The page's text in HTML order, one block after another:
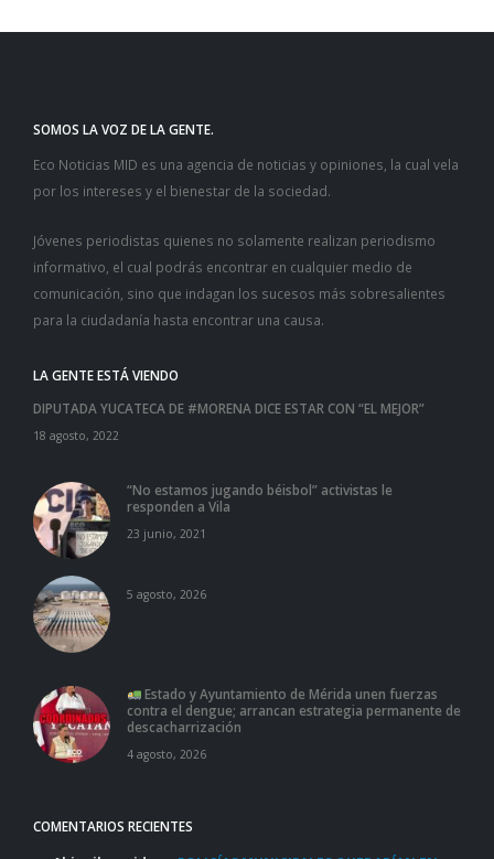
SOMOS LA VOZ DE LA GENTE.
Eco Noticias MID es una agencia de noticias y opiniones, la cual vela
por los intereses y el bienestar de la sociedad.
Jóvenes periodistas quienes no solamente realizan periodismo
informativo, el cual podrás encontrar en cualquier medio de
comunicación, sino que indagan los sucesos más sobresalientes
para la ciudadanía hasta encontrar una causa.
LA GENTE ESTÁ VIENDO
DIPUTADA YUCATECA DE #MORENA DICE ESTAR CON “EL MEJOR”
18 agosto, 2022
“No estamos jugando béisbol” activistas le
responden a Vila
23 junio, 2021
5 agosto, 2026
Estado y Ayuntamiento de Mérida unen fuerzas
contra el dengue; arrancan estrategia permanente de
descacharrización
4 agosto, 2026
COMENTARIOS RECIENTES